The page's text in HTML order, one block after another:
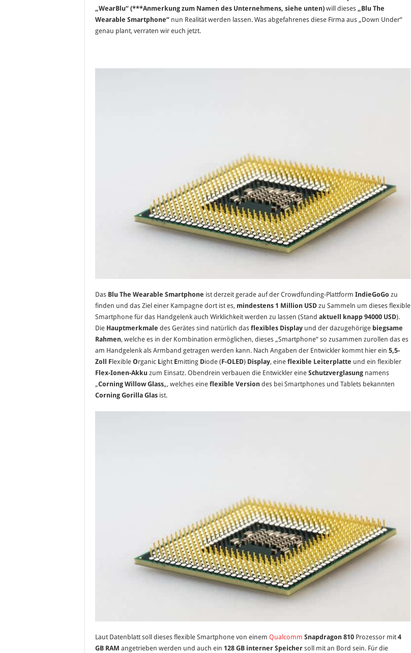
Smartphone“
könnte
weltweit
(mit
„WearBlu“ (***Anmerkung zum Namen des Unternehmens, siehe unten) will dieses „Blu The
Wearable Smartphone“ nun Realität werden lassen. Was abgefahrenes diese Firma aus „Down Under“
genau plant, verraten wir euch jetzt.
Das Blu The Wearable Smartphone ist derzeit gerade auf der Crowdfunding-Plattform IndieGoGo zu
finden und das Ziel einer Kampagne dort ist es, mindestens 1 Million USD zu Sammeln um dieses flexible
Smartphone für das Handgelenk auch Wirklichkeit werden zu lassen (Stand aktuell knapp 94000 USD).
Die Hauptmerkmale des Gerätes sind natürlich das flexibles Display und der dazugehörige biegsame
Rahmen, welche es in der Kombination ermöglichen, dieses „Smartphone“ so zusammen zurollen das es
am Handgelenk als Armband getragen werden kann. Nach Angaben der Entwickler kommt hier ein 5,5-
Zoll Flexible Organic Light Emitting Diode (F-OLED) Display, eine flexible Leiterplatte und ein flexibler
Flex-Ionen-Akku zum Einsatz. Obendrein verbauen die Entwickler eine Schutzverglasung namens
„Corning Willow Glass„, welches eine flexible Version des bei Smartphones und Tablets bekannten
Corning Gorilla Glas ist.
Laut Datenblatt soll dieses flexible Smartphone von einem Qualcomm Snapdragon 810 Prozessor mit4
GB RAM angetrieben werden und auch ein 128 GB interner Speicher soll mit an Bord sein. Für die